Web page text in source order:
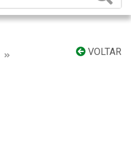
VOLTAR